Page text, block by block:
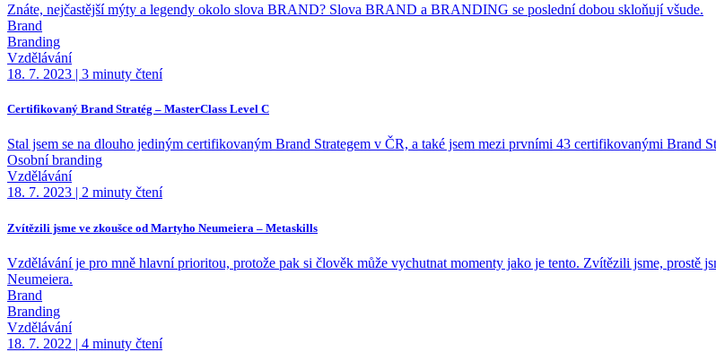
Znáte, nejčastější mýty a legendy okolo slova BRAND? Slova BRAND a BRANDING se poslední dobou skloňují všude.
Brand
Branding
Vzdělávání
18. 7. 2023 | 3 minuty čtení
Certifikovaný Brand Stratég – MasterClass Level C
Stal jsem se na dlouho jediným certifikovaným Brand Strategem v ČR, a také jsem mezi prvními 43 certifikovanými Brand
Osobní branding
Vzdělávání
18. 7. 2023 | 2 minuty čtení
Zvítězili jsme ve zkoušce od Martyho Neumeiera – Metaskills
Vzdělávání je pro mně hlavní prioritou, protože pak si člověk může vychutnat momenty jako je tento. Zvítězili jsme,
Neumeiera.
Brand
Branding
Vzdělávání
18. 7. 2022 | 4 minuty čtení